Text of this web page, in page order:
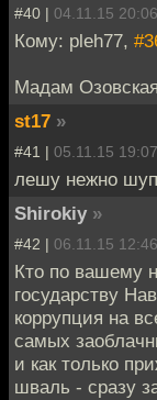
#40 | 04.11.15 20:06
Кому: pleh77,
Мадам
st17 »
#41 | 05.11.15 19:07
лешу нежно
Shirokiy »
#42 | 06.11.15 12:46
Кто по вашему
государству
коррупция на
самых
и как только
шваль - сразу